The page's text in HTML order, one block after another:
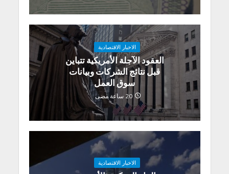
الاخبار الاقتصادية
العقود الآجلة الأمريكية تتباين
قبل نتائج الشركات وبيانات
سوق العمل
20 ساعة مضى
الاخبار الاقتصادية